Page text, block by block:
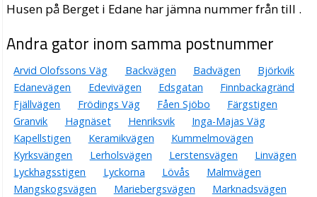
Husen på Berget i Edane har jämna nummer från till .
Andra gator inom samma postnummer
Arvid Olofssons Väg Backvägen Badvägen
Björkvik
Edanevägen
Edevivägen Edsgatan
Finnbackagränd
Fjällvägen
Frödings Väg Fåen Sjöbo
Färgstigen
Granvik
Hagnäset Henriksvik
Inga-Majas Väg
Kapellstigen
Keramikvägen
Kummelmovägen
Kyrksvängen
Lerholsvägen Lerstensvägen
Linvägen
Lyckhagsstigen
Lyckorna Lövås
Malmvägen
Mangskogsvägen
Mariebergsvägen
Marknadsvägen